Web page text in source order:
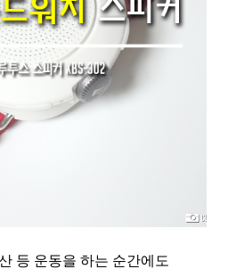
등 운동을 하는 순간에도